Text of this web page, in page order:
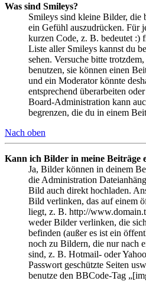
Was sind Smileys?
Smileys sind kleine Bilder, die
ein Gefühl auszudrücken. Für
kurzen Code, z. B. bedeutet :)
Liste aller Smileys kannst du
sehen. Versuche bitte
benutzen, sie können einen
und ein Moderator könnte
entsprechend überarbeiten
Board-Administration kann
begrenzen, die du in einem
Nach oben
Kann ich Bilder in meine Beiträge
Ja, Bilder können in deinem
die Administration
Bild auch direkt hochladen.
Bild verlinken, das auf einem
liegt, z. B. http://
weder Bilder verlinken, die
befinden (außer es ist ein
noch zu Bildern, die nur nach
sind, z. B. Hotmail- oder
Passwort geschützte Seiten
benutze den BBCode-Tag